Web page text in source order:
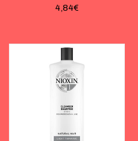
4,84€